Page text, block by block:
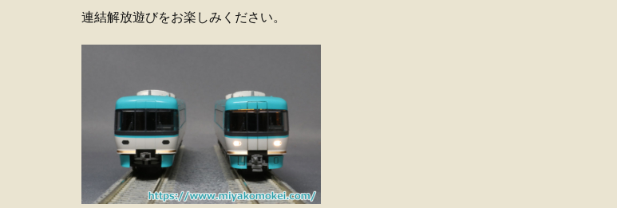
連結解放遊びをお楽しみください。